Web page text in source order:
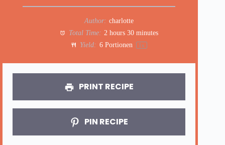
Author: charlotte
Total Time: 2 hours 30 minutes
Yield: 6Portionen 1x
PRINT RECIPE
PIN RECIPE